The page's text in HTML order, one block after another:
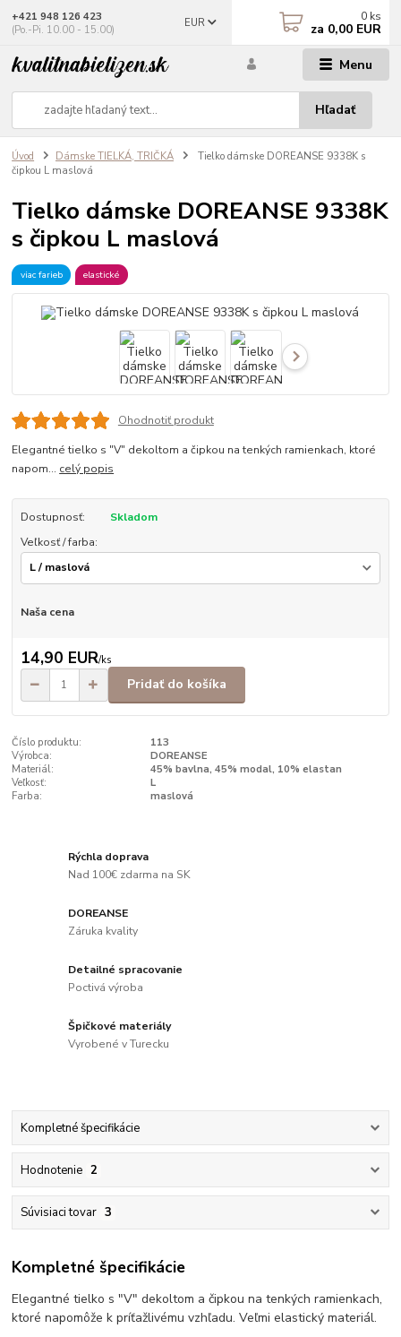
Menu
EUR
Hľadať
+421 948 126 423
(Po.-Pi. 10.00 - 15.00)
0 ks
za 0,00 EUR
Úvod Dámske TIELKÁ, TRIČKÁ
Tielko dámske DOREANSE 9338K s
čipkou L maslová
Tielko dámske DOREANSE 9338K
s čipkou L maslová
viac farieb elastické
Ohodnotiť produkt
Elegantné tielko s "V" dekoltom a čipkou na tenkých ramienkach, ktoré
napom... celý popis
Dostupnosť:
Skladom
Veľkosť / farba:
Naša cena
14,90 EUR/ks
Pridať do košíka
Číslo produktu:
113
Výrobca:
DOREANSE
Materiál:
45% bavlna, 45% modal, 10% elastan
Veľkosť:
L
Farba:
maslová
Rýchla doprava
Nad 100€ zdarma na SK
DOREANSE
Záruka kvality
Detailné spracovanie
Poctivá výroba
Špičkové materiály
Vyrobené v Turecku
Kompletné špecifikácie
Hodnotenie 2
Súvisiaci tovar 3
Kompletné špecifikácie
Elegantné tielko s "V" dekoltom a čipkou na tenkých ramienkach,
ktoré napomôže k príťažlivému vzhľadu. Veľmi elastický materiál.